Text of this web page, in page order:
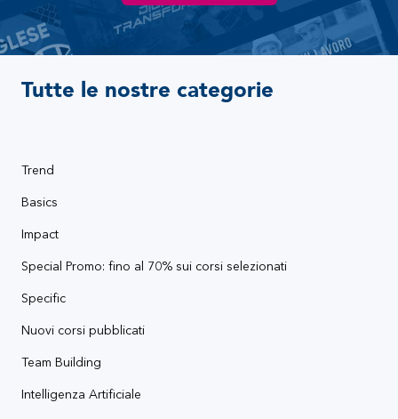
Tutte le nostre categorie
Trend
Basics
Impact
Special Promo: fino al 70% sui corsi selezionati
Specific
Nuovi corsi pubblicati
Team Building
Intelligenza Artificiale